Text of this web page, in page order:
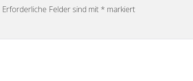
Erforderliche Felder sind mit * markiert